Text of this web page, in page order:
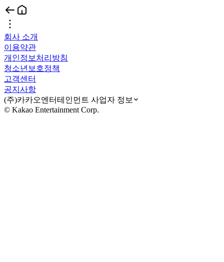
회사 소개
이용약관
개인정보처리방침
청소년보호정책
고객센터
공지사항
(주)카카오엔터테인먼트 사업자 정보
© Kakao Entertainment Corp.